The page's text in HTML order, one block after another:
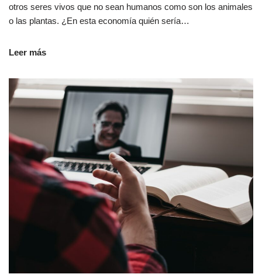
otros seres vivos que no sean humanos como son los animales
o las plantas. ¿En esta economía quién sería…
Leer más